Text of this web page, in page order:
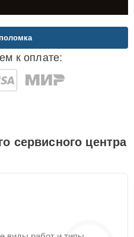
к оплате:
сервисного центра